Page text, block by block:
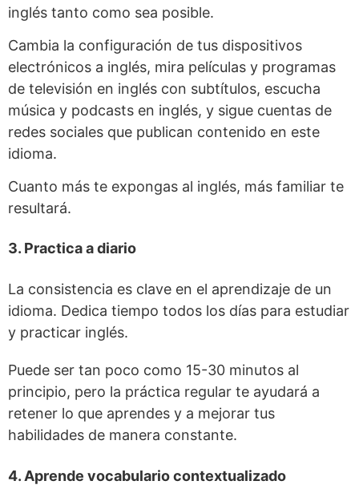
inglés tanto como sea posible.
Cambia la configuración de tus dispositivos
electrónicos a inglés, mira películas y programas
de televisión en inglés con subtítulos, escucha
música y podcasts en inglés, y sigue cuentas de
redes sociales que publican contenido en este
idioma.
Cuanto más te expongas al inglés, más familiar te
resultará.
3. Practica a diario
La consistencia es clave en el aprendizaje de un
idioma. Dedica tiempo todos los días para estudiar
y practicar inglés.
Puede ser tan poco como 15-30 minutos al
principio, pero la práctica regular te ayudará a
retener lo que aprendes y a mejorar tus
habilidades de manera constante.
4. Aprende vocabulario contextualizado